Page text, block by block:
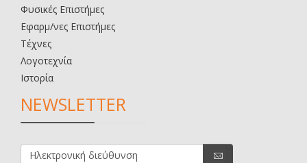
Φυσικές Επιστήμες
Εφαρμ/νες Επιστήμες
Τέχνες
Λογοτεχνία
Ιστορία
NEWSLETTER